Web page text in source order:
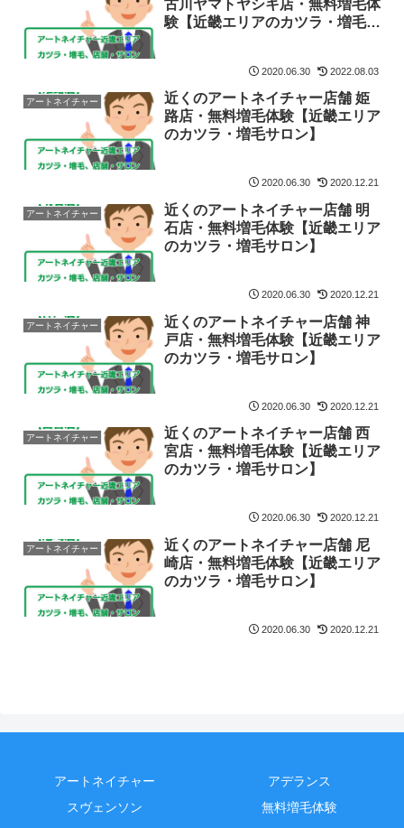
古川ヤマトヤシキ店・無料増毛体
験【近畿エリアのカツラ・増毛サ
2020.06.30 2022.08.03
アートネイチャー
近くのアートネイチャー店舗 姫
路店・無料増毛体験【近畿エリア
のカツラ・増毛サロン】
2020.06.30 2020.12.21
アートネイチャー
近くのアートネイチャー店舗 明
石店・無料増毛体験【近畿エリア
のカツラ・増毛サロン】
2020.06.30 2020.12.21
アートネイチャー
近くのアートネイチャー店舗 神
戸店・無料増毛体験【近畿エリア
のカツラ・増毛サロン】
2020.06.30 2020.12.21
アートネイチャー
近くのアートネイチャー店舗 西
宮店・無料増毛体験【近畿エリア
のカツラ・増毛サロン】
2020.06.30 2020.12.21
アートネイチャー
近くのアートネイチャー店舗 尼
崎店・無料増毛体験【近畿エリア
のカツラ・増毛サロン】
2020.06.30 2020.12.21
アートネイチャー
アデランス
スヴェンソン
無料増毛体験